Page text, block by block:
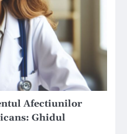
Afectiunilor
Ghidul